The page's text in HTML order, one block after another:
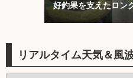
好釣果を支えたロン
リアルタイム天気＆風